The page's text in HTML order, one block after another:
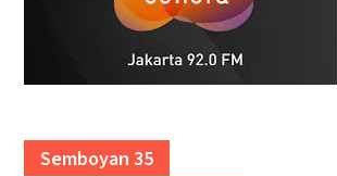
Semboyan 35